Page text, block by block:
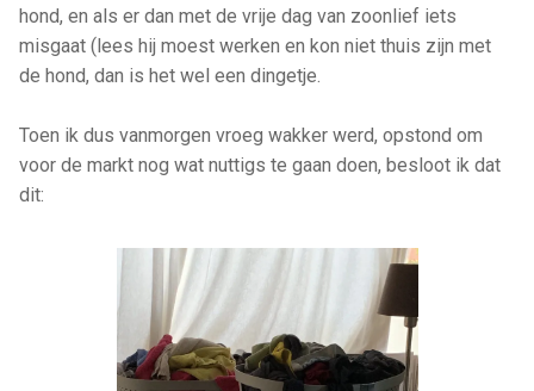
hond, en als er dan met de vrije dag van zoonlief iets
misgaat (lees hij moest werken en kon niet thuis zijn met
de hond, dan is het wel een dingetje.
Toen ik dus vanmorgen vroeg wakker werd, opstond om
voor de markt nog wat nuttigs te gaan doen, besloot ik dat
dit: